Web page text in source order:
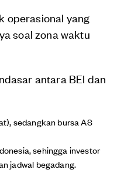
operasional yang
soal zona waktu
antara BEI dan
sedangkan bursa AS
sehingga investor
jadwal begadang.